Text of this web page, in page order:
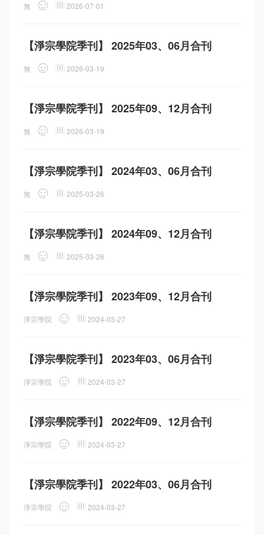
無 2026-07-01
【淨宗學院季刊】 2025年03、06月合刊
無 2026-03-19
【淨宗學院季刊】 2025年09、12月合刊
無 2026-03-19
【淨宗學院季刊】 2024年03、06月合刊
無 2025-03-26
【淨宗學院季刊】 2024年09、12月合刊
無 2025-03-26
【淨宗學院季刊】 2023年09、12月合刊
淨宗學院 2024-03-27
【淨宗學院季刊】 2023年03、06月合刊
淨宗學院 2024-03-27
【淨宗學院季刊】 2022年09、12月合刊
淨宗學院 2024-03-27
【淨宗學院季刊】 2022年03、06月合刊
淨宗學院 2024-03-27